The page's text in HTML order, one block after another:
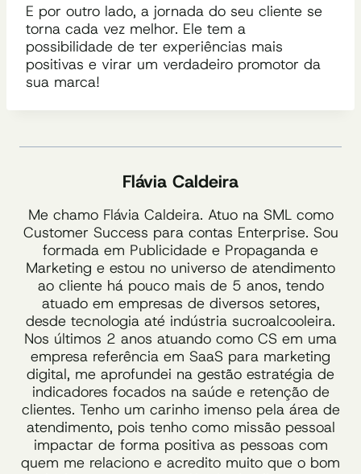
E por outro lado, a jornada do seu cliente se
torna cada vez melhor. Ele tem a
possibilidade de ter experiências mais
positivas e virar um verdadeiro promotor da
sua marca!
Flávia Caldeira
Me chamo Flávia Caldeira. Atuo na SML como
Customer Success para contas Enterprise. Sou
formada em Publicidade e Propaganda e
Marketing e estou no universo de atendimento
ao cliente há pouco mais de 5 anos, tendo
atuado em empresas de diversos setores,
desde tecnologia até indústria sucroalcooleira.
Nos últimos 2 anos atuando como CS em uma
empresa referência em SaaS para marketing
digital, me aprofundei na gestão estratégia de
indicadores focados na saúde e retenção de
clientes. Tenho um carinho imenso pela área de
atendimento, pois tenho como missão pessoal
impactar de forma positiva as pessoas com
quem me relaciono e acredito muito que o bom